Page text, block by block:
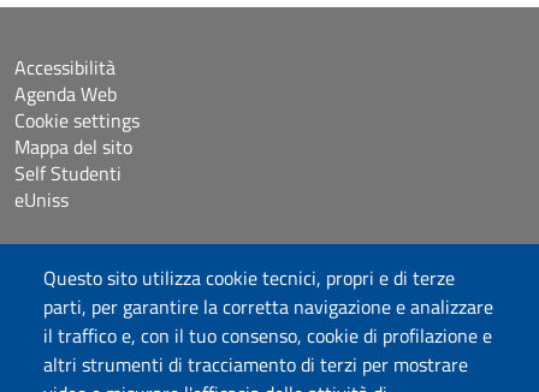
Questo sito utilizza cookie tecnici, propri e di terze
parti, per garantire la corretta navigazione e analizzare
il traffico e, con il tuo consenso, cookie di profilazione e
altri strumenti di tracciamento di terzi per mostrare
Accessibilità
Agenda Web
Cookie settings
Mappa del sito
Self Studenti
eUniss
Dichiarazione di accessibilità
Posta elettronica @uniss.it
Protocollo
Seguici su